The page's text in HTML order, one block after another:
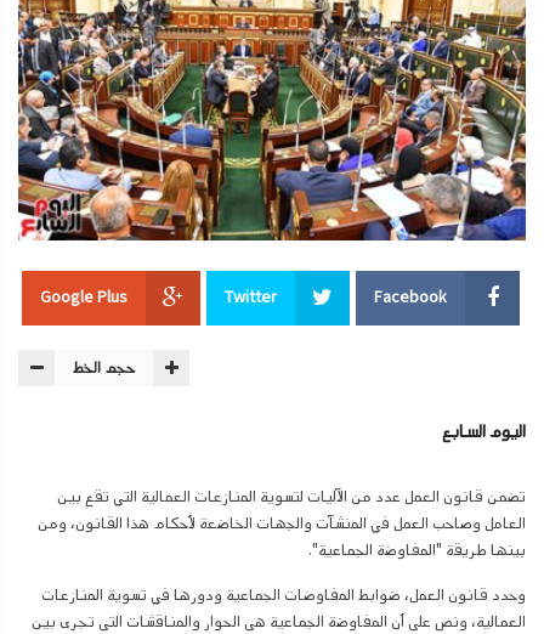
Facebook
Twitter
Google Plus
حجم الخط
اليوم السابع
تضمن قانون العمل عدد من الآليات لتسوية المنازعات العمالية التي تقع بين
العامل وصاحب العمل في المنشآت والجهات الخاضعة لأحكام هذا القانون، ومن
بينها طريقة "المفاوضة الجماعية".
وحدد قانون العمل، ضوابط المفاوضات الجماعية ودورها في تسوية المنازعات
العمالية، ونص على أن المفاوضة الجماعية هى الحوار والمناقشات التى تجرى بين